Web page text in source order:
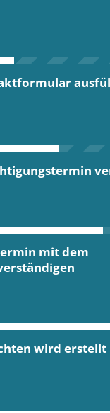
mit dem
wird erstellt